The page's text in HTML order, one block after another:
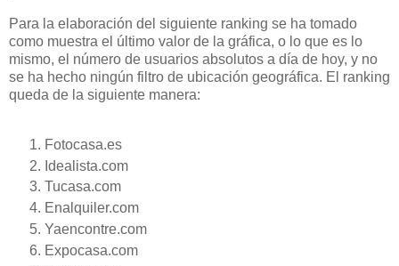
Para la elaboración del siguiente ranking se ha tomado
como muestra el último valor de la gráfica, o lo que es lo
mismo, el número de usuarios absolutos a día de hoy, y no
se ha hecho ningún filtro de ubicación geográfica. El ranking
queda de la siguiente manera:
Fotocasa.es
Idealista.com
Tucasa.com
Enalquiler.com
Yaencontre.com
Expocasa.com